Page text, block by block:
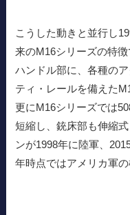
こうした動きと並行し
来のM16シリーズの特
ハンドル部に、各種の
ティ・レールを備えた
更にM16シリーズでは
短縮し、銃床部も伸縮
ンが1998年に陸軍、
年時点ではアメリカ軍